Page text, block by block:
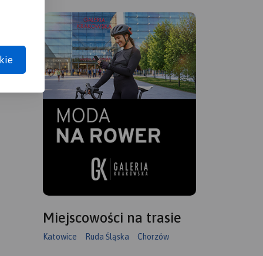
Miejscowości na trasie
Katowice Ruda Śląska Chorzów